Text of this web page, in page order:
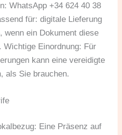
WhatsApp +34 624 40 38
für: digitale Lieferung
wenn ein Dokument diese
Einordnung: Für
kann eine vereidigte
als Sie brauchen.
Eine Präsenz auf